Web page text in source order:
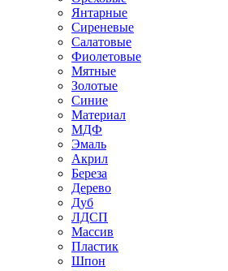
Янтарные
Сиреневые
Салатовые
Фиолетовые
Мятные
Золотые
Синие
Материал
МДФ
Эмаль
Акрил
Береза
Дерево
Дуб
ЛДСП
Массив
Пластик
Шпон